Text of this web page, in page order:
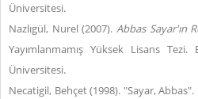
Üniversitesi.
Nazlıgül, Nurel (2007). Abbas Sayar'ın
Yayımlanmamış Yüksek Lisans Tezi.
Üniversitesi.
Necatigil, Behçet (1998). "Sayar, Abbas".